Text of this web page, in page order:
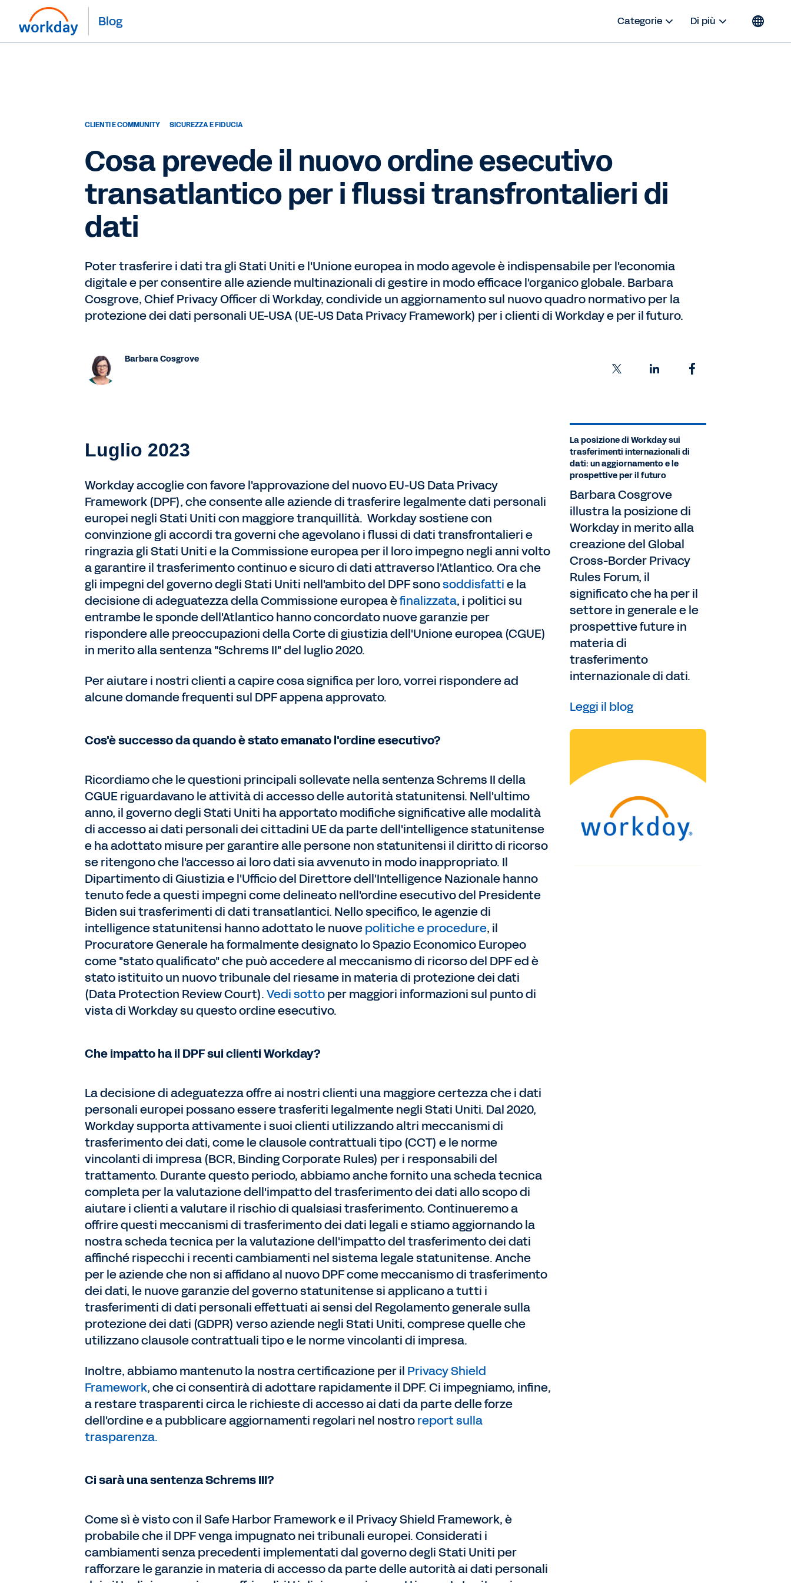
Blog Categorie Di più
CLIENTI E COMMUNITY SICUREZZA E FIDUCIA
Cosa prevede il nuovo ordine esecutivo
transatlantico per i flussi transfrontalieri di
dati
Poter trasferire i dati tra gli Stati Uniti e l'Unione europea in modo agevole è indispensabile per l'economia
digitale e per consentire alle aziende multinazionali di gestire in modo efficace l'organico globale. Barbara
Cosgrove, Chief Privacy Officer di Workday, condivide un aggiornamento sul nuovo quadro normativo per la
protezione dei dati personali UE-USA (UE-US Data Privacy Framework) per i clienti di Workday e per il futuro.
Barbara Cosgrove
Luglio 2023
Workday accoglie con favore l'approvazione del nuovo EU-US Data Privacy
Framework (DPF), che consente alle aziende di trasferire legalmente dati personali
europei negli Stati Uniti con maggiore tranquillità. Workday sostiene con
convinzione gli accordi tra governi che agevolano i flussi di dati transfrontalieri e
ringrazia gli Stati Uniti e la Commissione europea per il loro impegno negli anni volto
a garantire il trasferimento continuo e sicuro di dati attraverso l'Atlantico. Ora che
gli impegni del governo degli Stati Uniti nell'ambito del DPF sonosoddisfattie la
decisione di adeguatezza della Commissione europea èfinalizzata, i politici su
entrambe le sponde dell'Atlantico hanno concordato nuove garanzie per
rispondere alle preoccupazioni della Corte di giustizia dell'Unione europea (CGUE)
in merito alla sentenza "Schrems II" del luglio 2020.
Per aiutare i nostri clienti a capire cosa significa per loro, vorrei rispondere ad
alcune domande frequenti sul DPF appena approvato.
Cos'è successo da quando è stato emanato l'ordine esecutivo?
Ricordiamo che le questioni principali sollevate nella sentenza Schrems II della
CGUE riguardavano le attività di accesso delle autorità statunitensi. Nell'ultimo
anno, il governo degli Stati Uniti ha apportato modifiche significative alle modalità
di accesso ai dati personali dei cittadini UE da parte dell'intelligence statunitense
e ha adottato misure per garantire alle persone non statunitensi il diritto di ricorso
se ritengono che l'accesso ai loro dati sia avvenuto in modo inappropriato. Il
Dipartimento di Giustizia e l'Ufficio del Direttore dell'Intelligence Nazionale hanno
tenuto fede a questi impegni come delineato nell'ordine esecutivo del Presidente
Biden sui trasferimenti di dati transatlantici. Nello specifico, le agenzie di
intelligence statunitensi hanno adottato le nuovepolitiche e procedure, il
Procuratore Generale ha formalmente designato lo Spazio Economico Europeo
come "stato qualificato" che può accedere al meccanismo di ricorso del DPF ed è
stato istituito un nuovo tribunale del riesame in materia di protezione dei dati
(Data Protection Review Court).Vedi sottoper maggiori informazioni sul punto di
vista di Workday su questo ordine esecutivo.
Che impatto ha il DPF sui clienti Workday?
La decisione di adeguatezza offre ai nostri clienti una maggiore certezza che i dati
personali europei possano essere trasferiti legalmente negli Stati Uniti. Dal 2020,
Workday supporta attivamente i suoi clienti utilizzando altri meccanismi di
trasferimento dei dati, come le clausole contrattuali tipo (CCT) e le norme
vincolanti di impresa (BCR, Binding Corporate Rules) per i responsabili del
trattamento. Durante questo periodo, abbiamo anche fornito una scheda tecnica
completa per la valutazione dell'impatto del trasferimento dei dati allo scopo di
aiutare i clienti a valutare il rischio di qualsiasi trasferimento. Continueremo a
offrire questi meccanismi di trasferimento dei dati legali e stiamo aggiornando la
nostra scheda tecnica per la valutazione dell'impatto del trasferimento dei dati
affinché rispecchi i recenti cambiamenti nel sistema legale statunitense. Anche
per le aziende che non si affidano al nuovo DPF come meccanismo di trasferimento
dei dati, le nuove garanzie del governo statunitense si applicano a tutti i
trasferimenti di dati personali effettuati ai sensi del Regolamento generale sulla
protezione dei dati (GDPR) verso aziende negli Stati Uniti, comprese quelle che
utilizzano clausole contrattuali tipo e le norme vincolanti di impresa.
Inoltre, abbiamo mantenuto la nostra certificazione per il Privacy Shield
Framework, che ci consentirà di adottare rapidamente il DPF. Ci impegniamo, infine,
a restare trasparenti circa le richieste di accesso ai dati da parte delle forze
dell'ordine e a pubblicare aggiornamenti regolari nel nostroreport sulla
trasparenza.
Ci sarà una sentenza Schrems III?
Come sì è visto con il Safe Harbor Framework e il Privacy Shield Framework, è
probabile che il DPF venga impugnato nei tribunali europei. Considerati i
cambiamenti senza precedenti implementati dal governo degli Stati Uniti per
rafforzare le garanzie in materia di accesso da parte delle autorità ai dati personali
La posizione di Workday sui
trasferimenti internazionali di
dati: un aggiornamento e le
prospettive per il futuro
Barbara Cosgrove
illustra la posizione di
Workday in merito alla
creazione del Global
Cross-Border Privacy
Rules Forum, il
significato che ha per il
settore in generale e le
prospettive future in
materia di
trasferimento
internazionale di dati.
Leggi il blog